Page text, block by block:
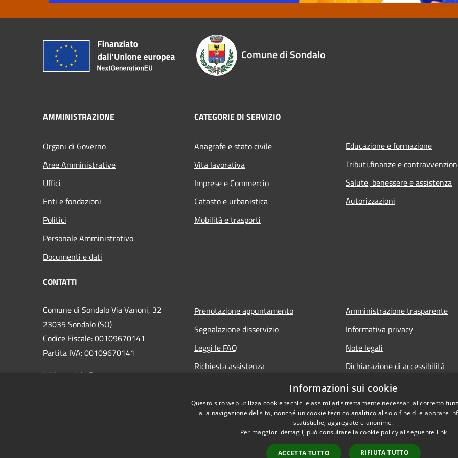
Comune di Sondalo
AMMINISTRAZIONE
Organi di Governo
Aree Amministrative
Uffici
Enti e fondazioni
Politici
Personale Amministrativo
Documenti e dati
CATEGORIE DI SERVIZIO
Anagrafe e stato civile
Vita lavorativa
Imprese e Commercio
Catasto e urbanistica
Mobilità e trasporti
Educazione e formazione
Tributi,finanze e
Salute, benessere e assistenza
Autorizzazioni
CONTATTI
Comune di Sondalo Via Vanoni, 32
23035 Sondalo (SO)
Codice Fiscale: 00109670141
Partita IVA: 00109670141
PEC: sondalo@pec.cmav.so.it
Prenotazione appuntamento
Segnalazione disservizio
Leggi le FAQ
Richiesta assistenza
Amministrazione trasparente
Informativa privacy
Note legali
Dichiarazione di accessibilità
Senalazione di inaccessibilità
Whistleblowing segnalazione
Informazioni sui cookie
Questo sito web utilizza cookie tecnici e assimilati strettamente necessari al corretto
alla navigazione del sito, nonché un cookie tecnico analitico al solo fine di elaborare
statistiche, aggregate e anonime.
Per maggiori dettagli, può consultare la cookie policy al seguente link
ACCETTA TUTTO RIFIUTA TUTTO